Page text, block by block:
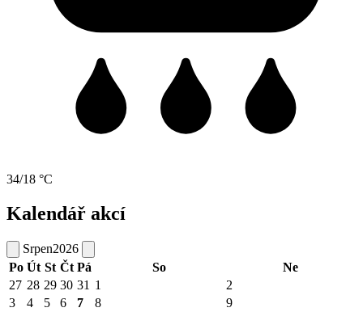
34/18 °C
Kalendář akcí
Srpen2026
Po Út St Čt Pá So
Ne
27 28 29 30 31 1
2
3
4 5 6 7 8
9